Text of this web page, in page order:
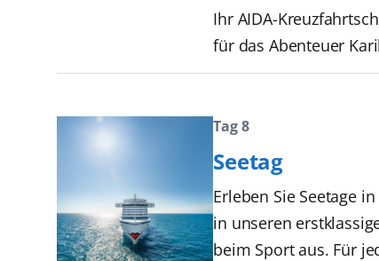
Ihr AIDA-
für das Abenteuer
Tag 8
Seetag
Erleben Sie Seetage
in unseren
beim Sport aus. Für